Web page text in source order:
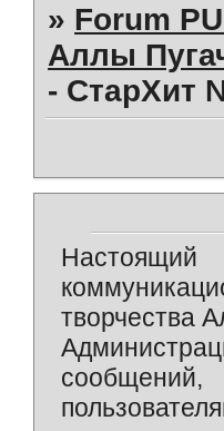
» Forum
Аллы
- СтарХит
творчества